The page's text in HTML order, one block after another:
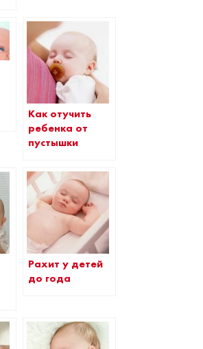
Как отучить
ребенка от
пустышки
Рахит у детей
до года